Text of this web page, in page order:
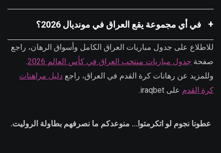
في أي مجموعة يقع العراق في مونديال 2026؟
للاطلاع على جدول مباريات العراق الكامل وأسواق الرهان، راجع
صفحة جدول مباريات منتخب العراق في كأس العالم 2026
.
وللمزيد عن رهانات كرة القدم في العراق، راجع دليل مراهنات
كرة القدم على iraqbet.
عطونا نجوم لو اتكرمتوا... منوعدكم ما نصرفهم بطاولة الروليت.